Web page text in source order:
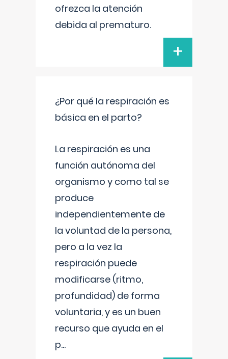
ofrezca la atención
debida al prematuro.
+
¿Por qué la respiración es
básica en el parto?
La respiración es una
función autónoma del
organismo y como tal se
produce
independientemente de
la voluntad de la persona,
pero a la vez la
respiración puede
modificarse (ritmo,
profundidad) de forma
voluntaria, y es un buen
recurso que ayuda en el
p...